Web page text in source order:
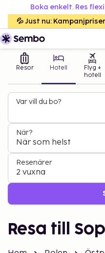
Boka enkelt. Res
💦 Just nu:
Resor Hotell
Flyg +
hotell
Var vill du bo?
När?
När som helst
Resenärer
2 vuxna
Resa till